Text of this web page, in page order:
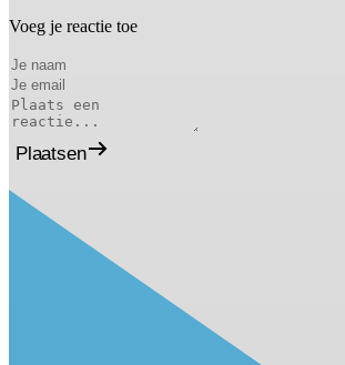
Voeg je reactie toe
Plaatsen